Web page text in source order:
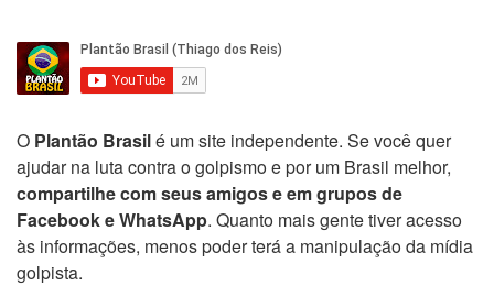
O Plantão Brasilé um site independente. Se você quer
ajudar na luta contra o golpismo e por um Brasil melhor,
compartilhe com seus amigos e em grupos de
Facebook e WhatsApp. Quanto mais gente tiver acesso
às informações, menos poder terá a manipulação da mídia
golpista.